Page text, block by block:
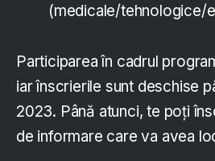
(medicale/tehnologice/
Participarea în cadrul
iar înscrierile sunt deschise
2023. Până atunci, te poți
de informare care va avea